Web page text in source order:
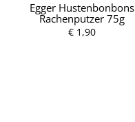
Egger Hustenbonbons
Rachenputzer 75g
€ 1,90